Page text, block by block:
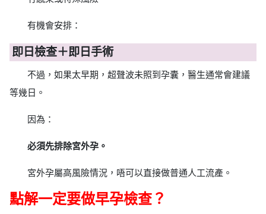
有機會安排：
即日檢查＋即日手術
不過，如果太早期，超聲波未照到孕囊，醫生通常會建議
等幾日。
因為：
必須先排除宮外孕。
宮外孕屬高風險情況，唔可以直接做普通人工流產。
點解一定要做早孕檢查？